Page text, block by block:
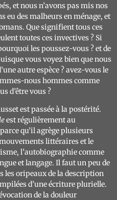
et nous n’avons pas mis nos
eu des malheurs en ménage, et
Que signifient tous ces
toutes ces invectives ? Si
les poussez-vous ? et de
vous voyez bien que nous
autre espèce ? avez-vous le
nous hommes comme
d’être vous ?
est passée à la postérité.
est régulièrement au
qu’il agrège plusieurs
littéraires et le
l’autobiographie comme
et langage. Il faut un peu de
les oripeaux de la description
d’une écriture plurielle.
de la douleur